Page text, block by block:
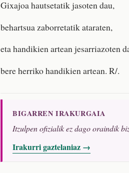
Gixajoa hautsetatik jasoten dau,
behartsua zaborretatik ataraten,
eta handikien artean jesarriazoten
bere herriko handikien artean. R/.
BIGARREN IRAKURGAIA
Itzulpen ofizialik ez dago oraindik
Irakurri gaztelaniaz →